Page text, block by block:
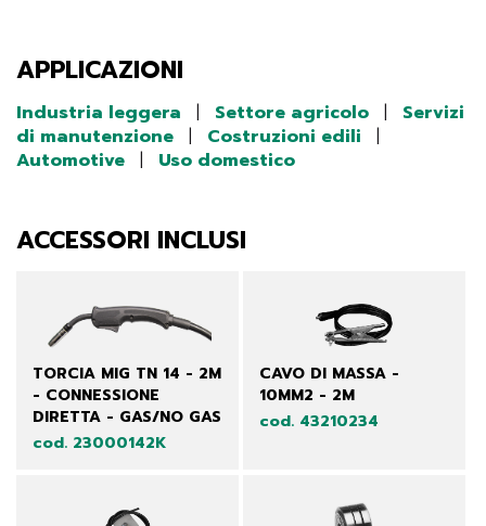
APPLICAZIONI
Industria leggera | Settore agricolo |
Servizi
di manutenzione | Costruzioni edili
|
Automotive | Uso domestico
ACCESSORI INCLUSI
TORCIA MIG TN 14 - 2M
- CONNESSIONE
DIRETTA - GAS/NO GAS
cod. 23000142K
CAVO DI MASSA -
10MM2 - 2M
cod. 43210234